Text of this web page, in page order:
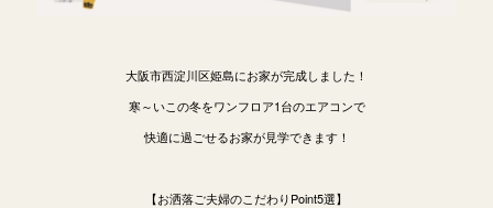
大阪市西淀川区姫島にお家が完成しました！
寒～いこの冬をワンフロア1台のエアコンで
快適に過ごせるお家が見学できます！
【お洒落ご夫婦のこだわりPoint5選】